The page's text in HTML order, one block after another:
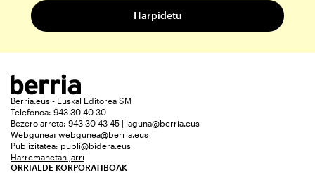
Berria.eus - Euskal Editorea SM
Telefonoa: 943 30 40 30
Bezero arreta: 943 30 43 45 | laguna@berria.eus
Webgunea: webgunea@berria.eus
Publizitatea: publi@bidera.eus
Harremanetan jarri
ORRIALDE KORPORATIBOAK